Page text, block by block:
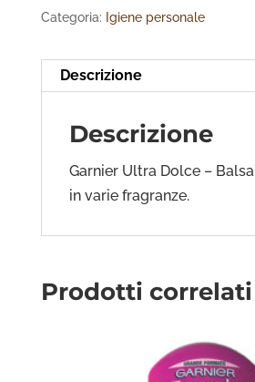
Categoria: Igiene personale
Descrizione
Descrizione
Garnier Ultra Dolce –
in varie fragranze.
Prodotti correlati